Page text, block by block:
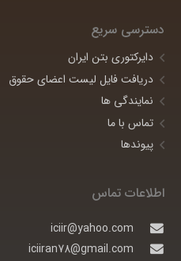
دسترسی سریع
دایرکتوری بتن ایران
دریافت فایل لیست اعضای حقوق
نمایندگی ها
تماس با ما
پیوندها
اطلاعات تماس
iciir@yahoo.com
iciiran78@gmail.com